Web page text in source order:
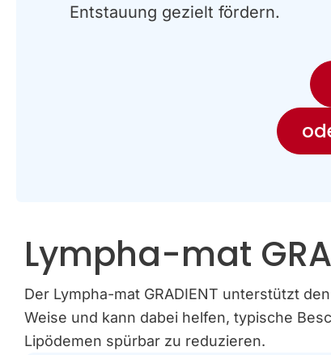
Entstauung gezielt fördern.
Lympha-mat
Der Lympha-mat GRADIENT unterstützt
Weise und kann dabei helfen, typische
Lipödemen spürbar zu reduzieren.